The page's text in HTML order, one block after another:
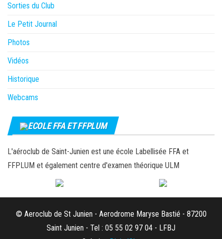
Sorties du Club
Le Petit Journal
Photos
Vidéos
Historique
Webcams
ECOLE FFA ET FFPLUM
L'aéroclub de Saint-Junien est une école Labellisée FFA et
FFPLUM et également centre d'examen théorique ULM
© Aeroclub de St Junien - Aerodrome Maryse Bastié - 87200
Saint Junien - Tel : 05 55 02 97 04 - LFBJ